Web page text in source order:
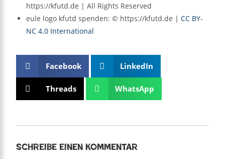
https://kfutd.de | All Rights Reserved
eule logo kfutd spenden: © https://kfutd.de |CC BY-
NC 4.0 International
Facebook LinkedIn
Threads WhatsApp
Schreibe einen Kommentar